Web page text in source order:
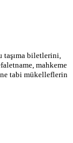
taşıma biletlerini,
mahkeme
tabi mükelleflerin